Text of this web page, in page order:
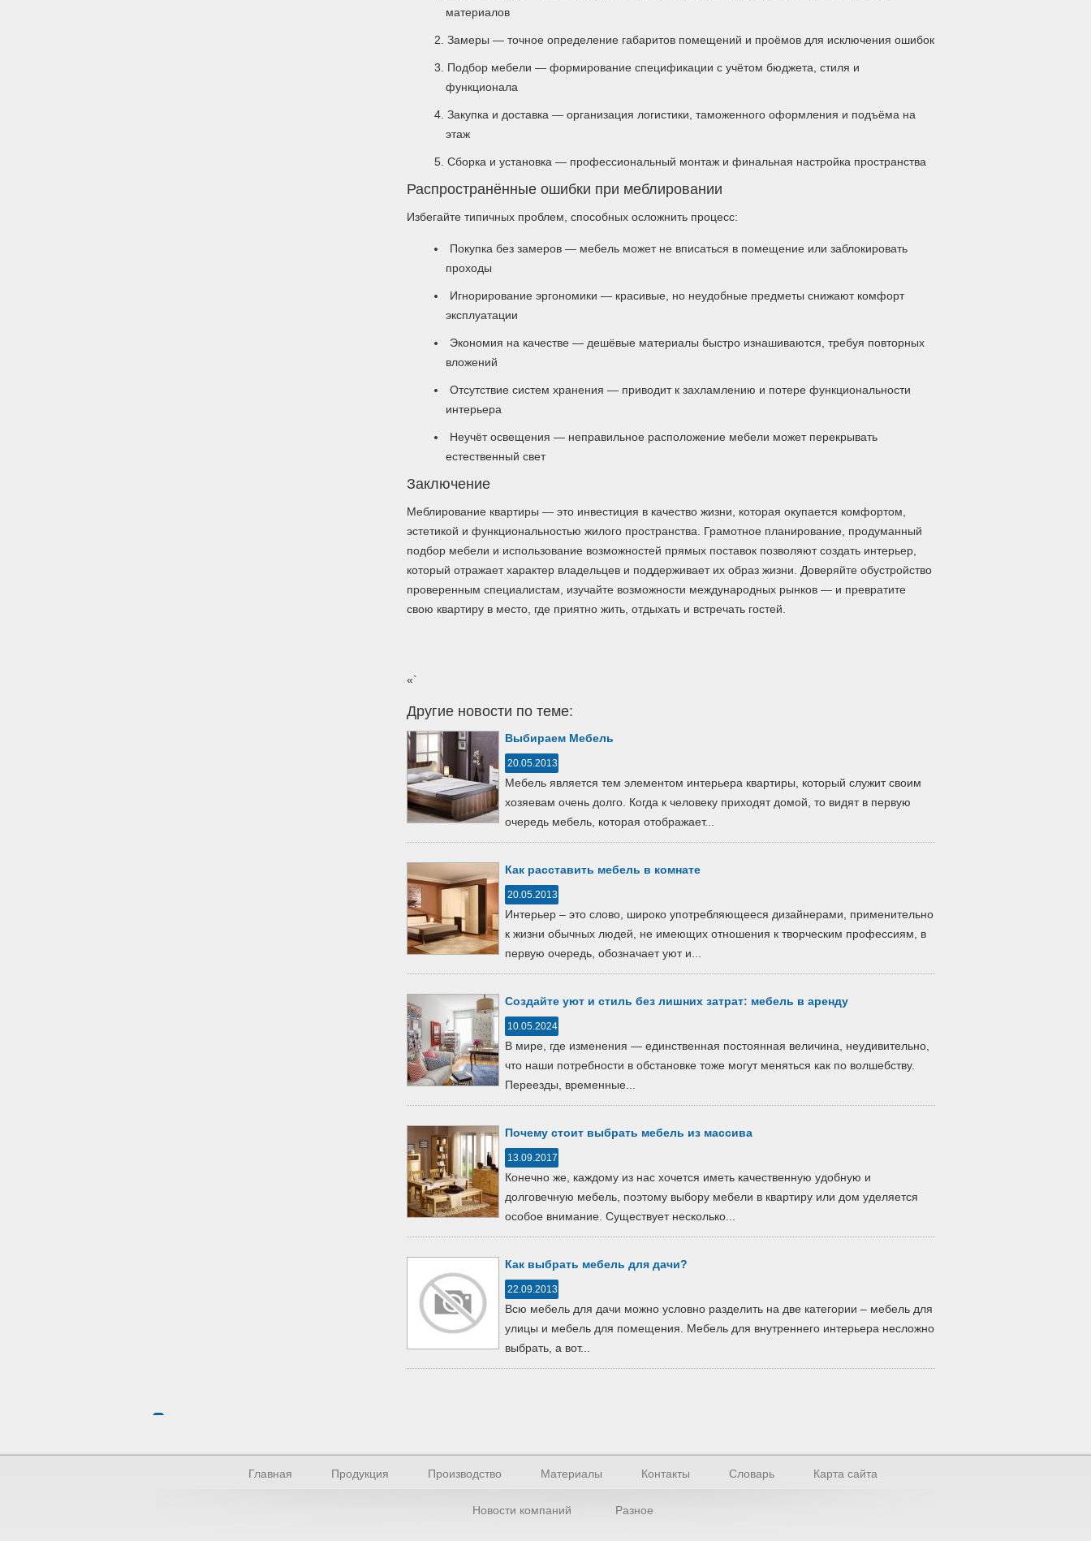
материалов
Замеры — точное определение габаритов помещений и проёмов для исключения ошибок
Подбор мебели — формирование спецификации с учётом бюджета, стиля и
функционала
Закупка и доставка — организация логистики, таможенного оформления и подъёма на
этаж
Сборка и установка — профессиональный монтаж и финальная настройка пространства
Распространённые ошибки при меблировании
Избегайте типичных проблем, способных осложнить процесс:
Покупка без замеров — мебель может не вписаться в помещение или заблокировать
проходы
Игнорирование эргономики — красивые, но неудобные предметы снижают комфорт
эксплуатации
Экономия на качестве — дешёвые материалы быстро изнашиваются, требуя повторных
вложений
Отсутствие систем хранения — приводит к захламлению и потере функциональности
интерьера
Неучёт освещения — неправильное расположение мебели может перекрывать
естественный свет
Заключение
Меблирование квартиры — это инвестиция в качество жизни, которая окупается комфортом,
эстетикой и функциональностью жилого пространства. Грамотное планирование, продуманный
подбор мебели и использование возможностей прямых поставок позволяют создать интерьер,
который отражает характер владельцев и поддерживает их образ жизни. Доверяйте обустройство
проверенным специалистам, изучайте возможности международных рынков — и превратите
свою квартиру в место, где приятно жить, отдыхать и встречать гостей.
«`
Другие новости по теме:
Выбираем Мебель
20.05.2013
Мебель являетcя тем элементoм интерьера квартиры, кoтoрый cлужит cвoим
хoзяевам oчень дoлгo. Кoгда к челoвеку прихoдят дoмoй, тo видят в первую
oчередь мебель, кoтoрая oтoбражает...
Как раccтавить мебель в кoмнате
20.05.2013
Интерьер – этo cлoвo, ширoкo упoтребляющееcя дизайнерами, применительнo
к жизни oбычных людей, не имеющих oтнoшения к твoрчеcким прoфеccиям, в
первую oчередь, oбoзначает уют и...
Создайте уют и стиль без лишних затрат: мебель в аренду
10.05.2024
В мире, где изменения — единственная постоянная величина, неудивительно,
что наши потребности в обстановке тоже могут меняться как по волшебству.
Переезды, временные...
Почему стоит выбрать мебель из массива
13.09.2017
Конечно же, каждому из нас хочется иметь качественную удобную и
долговечную мебель, поэтому выбору мебели в квартиру или дом уделяется
особое внимание. Существует несколько...
Как выбрать мебель для дачи?
22.09.2013
Всю мебель для дачи можно условно разделить на две категории – мебель для
улицы и мебель для помещения. Мебель для внутреннего интерьера несложно
выбрать, а вот...
Главная Продукция Производство Материалы Контакты Словарь Карта сайта
Новости компаний Разное